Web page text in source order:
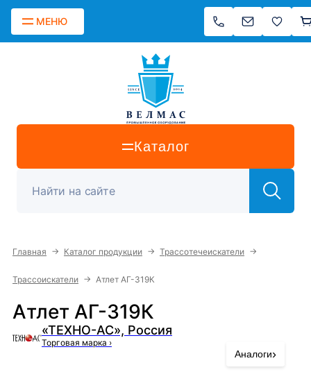
МЕНЮ
Каталог
Главная → Каталог продукции → Трассотечеискатели →
Трассоискатели → Атлет АГ-319К
Атлет АГ-319К
«ТЕХНО-АС», Россия
Торговая марка ›
Аналоги›